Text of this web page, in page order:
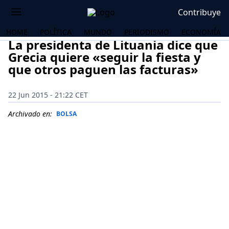
Contribuye
HOME POLÍTICA MUNDO PERIODISMO ECONOMÍA
La presidenta de Lituania dice que
Grecia quiere «seguir la fiesta y
que otros paguen las facturas»
22 Jun 2015 - 21:22 CET
Archivado en: BOLSA